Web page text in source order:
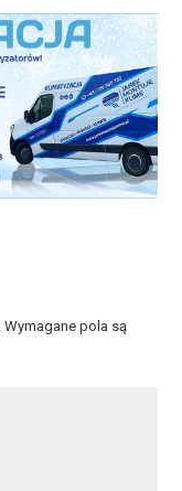
Wymagane pola są